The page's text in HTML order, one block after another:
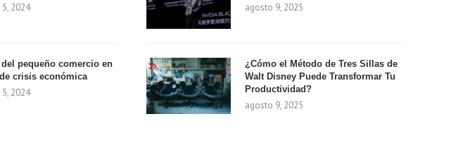
2024
pequeño comercio en
crisis económica
2024
agosto 9, 2025
¿Cómo el Método de Tres Sillas de
Walt Disney Puede Transformar Tu
Productividad?
agosto 9, 2025